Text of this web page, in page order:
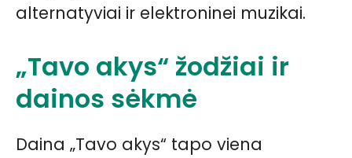
alternatyviai ir elektroninei muzikai.
„Tavo akys“ žodžiai ir
dainos sėkmė
Daina „Tavo akys“ tapo viena